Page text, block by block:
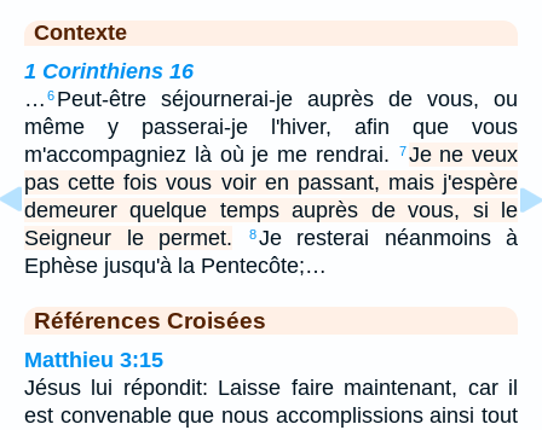
Contexte
1 Corinthiens 16
… 6 Peut-être séjournerai-je auprès de vous, ou
même y passerai-je l'hiver, afin que vous
m'accompagniez là où je me rendrai.
7 Je ne veux
pas cette fois vous voir en passant, mais j'espère
demeurer quelque temps auprès de vous, si le
Seigneur le permet.
8 Je resterai néanmoins à
Ephèse jusqu'à la Pentecôte;…
Références Croisées
Matthieu 3:15
Jésus lui répondit: Laisse faire maintenant, car il
est convenable que nous accomplissions ainsi tout